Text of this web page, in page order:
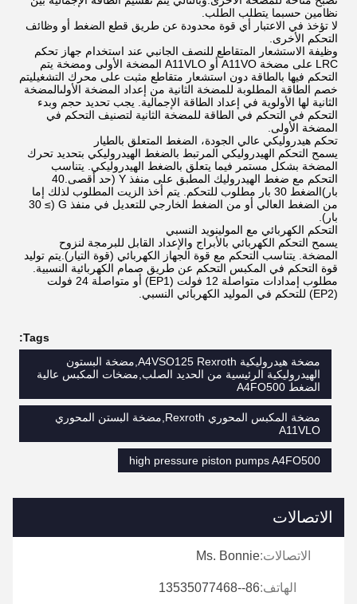
نظامين حسبما يتطلب الطلب.
لا تؤخذ في الاعتبار أي قوة محدودة عن طريق قطع الضغط أو وظائف
التحكم الأخرى.
وظيفة الاستشعار المتقاطع للنصف الجانبي عند استخدام جهاز تحكم
LRC على مضخة A11VO أو A11VLO المضخة الأولى ومضخة يتم
التحكم فيها بالطاقة دون استشعار متقاطع مثبت على محرك التشغيليتم
خصم الطاقة المطلوبة للمضخة الثانية من إعداد المضخة الأولىالمضخة
الثانية لها الأولوية في إعداد الطاقة الإجمالية. يجب تحديد حجم وبدء
التحكم في التحكم في الطاقة للمضخة الثانية لتصنيف التحكم في
المضخة الأولى.
تحكم هيدروليكي عالي الجودة، الضغط المتعلق بالطيار
يسمح التحكم الهيدروليكي المرتبط بالضغط الهيدروليكي بتحديد تحرك
المضخة بشكل مستمر فيما يتعلق بالضغط الهيدروليكي. يتناسب
التحكم مع ضغط الهيدروليك المطبق على منفذ Y (حد أقصى.40
بار)الضغط 30 بار مطلوب للتحكم. يتم أخذ الزيت المطلوب لذلك إما
من الضغط العالي أو من الضغط الخارجي للتعديل في منفذ G (≥ 30
بار).
التحكم الكهربائي مع المولينويد النسبي
يسمح التحكم الكهربائي بالأبراج والإعداد القابل للبرمجة لنزوح
المضخة. يتناسب التحكم مع قوة الجهاز الكهربائي (قوة التيار).يتم توليد
قوة التحكم في المكبس التحكم عن طريق صمام الكهربائية النسبية.
مطلوب إمدادات متواصلة 12 فولت (EP1) أو متواصلة 24 فولت
(EP2) للتحكم في الموليد الكهربائي النسبي.
Tags:
مضخة هيدروليكية A4VSO125 Rexroth,مضخة البستون
الهيدروليكية الرئيسية من الحديد الصلب,مضخات المكبس عالية
الضغط A4FO500
مضخة المكبس المحوري Rexroth,مضخة البستن المحوري
A11VLO
high pressure piston pumps A4FO500
الاتصالات
الاتصالات:Ms. Bonnie
الهاتف:86--13535077468